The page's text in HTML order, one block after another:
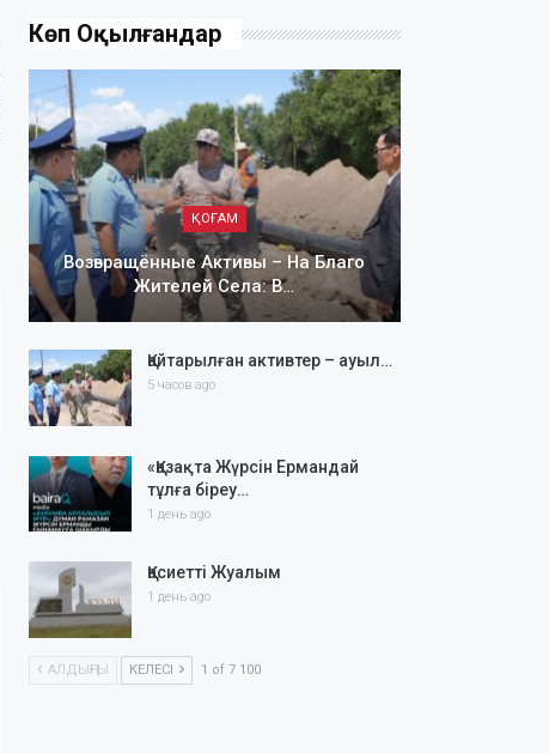
Көп Оқылғандар
ҚОҒАМ
Возвращённые Активы – На Благо
Жителей Села: В…
Қайтарылған активтер – ауыл…
5 часов ago
«Қазақта Жүрсін Ермандай
тұлға біреу…
1 день ago
Қасиетті Жуалым
1 день ago
АЛДЫҢҒЫ КЕЛЕСІ 1 of 7 100